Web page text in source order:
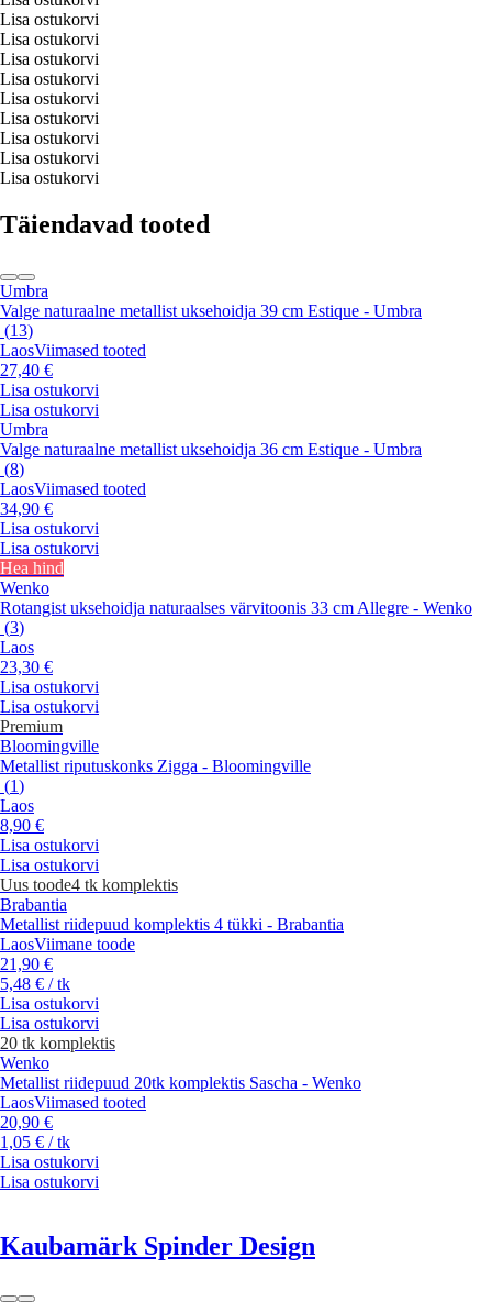
Lisa ostukorvi
Lisa ostukorvi
Lisa ostukorvi
Lisa ostukorvi
Lisa ostukorvi
Lisa ostukorvi
Lisa ostukorvi
Lisa ostukorvi
Lisa ostukorvi
Täiendavad tooted
Umbra
Valge naturaalne metallist uksehoidja 39 cm Estique - Umbra
(13)
LaosViimased tooted
27,40 €
Lisa ostukorvi
Lisa ostukorvi
Umbra
Valge naturaalne metallist uksehoidja 36 cm Estique - Umbra
(8)
LaosViimased tooted
34,90 €
Lisa ostukorvi
Lisa ostukorvi
Hea hind
Wenko
Rotangist uksehoidja naturaalses värvitoonis 33 cm Allegre - Wenko
(3)
Laos
23,30 €
Lisa ostukorvi
Lisa ostukorvi
Premium
Bloomingville
Metallist riputuskonks Zigga - Bloomingville
(1)
Laos
8,90 €
Lisa ostukorvi
Lisa ostukorvi
Uus toode4 tk komplektis
Brabantia
Metallist riidepuud komplektis 4 tükki - Brabantia
LaosViimane toode
21,90 €
5,48 € / tk
Lisa ostukorvi
Lisa ostukorvi
20 tk komplektis
Wenko
Metallist riidepuud 20tk komplektis Sascha - Wenko
LaosViimased tooted
20,90 €
1,05 € / tk
Lisa ostukorvi
Lisa ostukorvi
Kaubamärk Spinder Design